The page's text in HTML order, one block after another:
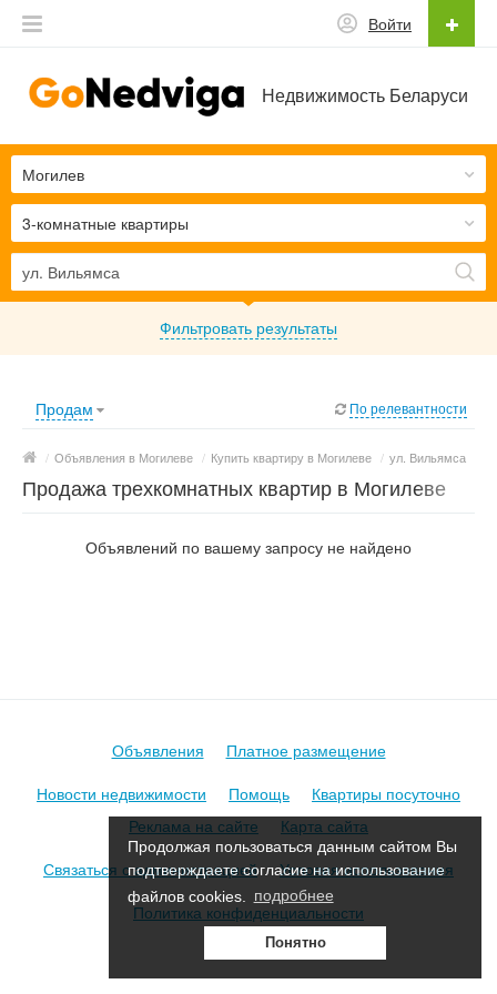
Продолжая пользоваться данным сайтом Вы
подтверждаете согласие на использование
файлов cookies.
подробнее
Понятно
Недвижимость Беларуси
Войти
3-комнатные квартиры
Могилев
Фильтровать результаты
Продам По релевантности
/ Объявления в Могилеве / Купить квартиру в Могилеве / ул. Вильямса
Продажа трехкомнатных квартир в Могилеве
Объявлений по вашему запросу не найдено
Объявления
Платное размещение
Новости недвижимости
Помощь
Квартиры посуточно
Реклама на сайте
Карта сайта
Связаться с администрацией
Условия использования
Политика конфиденциальности